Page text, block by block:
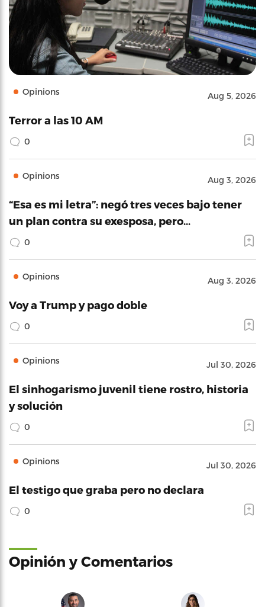
Opinions Aug 5, 2026
Terror a las 10 AM
0
Opinions Aug 3, 2026
“Esa es mi letra”: negó tres veces bajo tener
un plan contra su exesposa, pero…
0
Opinions Aug 3, 2026
Voy a Trump y pago doble
0
Opinions Jul 30, 2026
El sinhogarismo juvenil tiene rostro, historia
y solución
0
Opinions Jul 30, 2026
El testigo que graba pero no declara
0
Opinión y Comentarios